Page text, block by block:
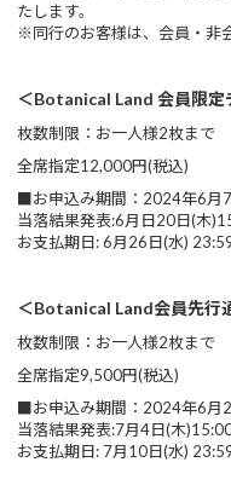
たします。
※同行のお客様は、会員・非
＜Botanical Land 会員限定
枚数制限：お一人様2枚まで
全席指定12,000円(税込)
■お申込み期間：2024年6月
当落結果発表:6月日20日(木
お支払期日: 6月26日(水)
＜Botanical Land会員先行
枚数制限：お一人様2枚まで
全席指定9,500円(税込)
■お申込み期間：2024年6月
当落結果発表:7月4日(木
お支払期日: 7月10日(水)